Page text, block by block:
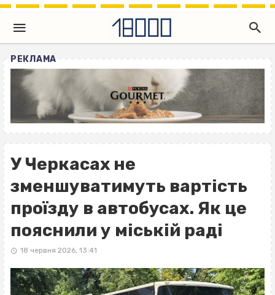
РЕКЛАМА
У Черкасах не
зменшуватимуть вартість
проїзду в автобусах. Як це
пояснили у міській раді
18 червня 2026, 13:41